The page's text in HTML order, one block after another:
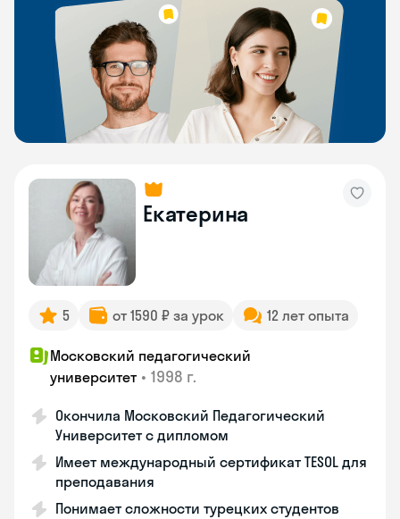
Екатерина
5 от 1590 ₽ за урок 12 лет опыта
Московский педагогический
университет • 1998 г.
Окончила Московский Педагогический
Университет с дипломом
Имеет международный сертификат TESOL для
преподавания
Понимает сложности турецких студентов